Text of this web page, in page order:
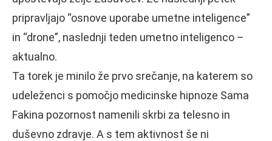
pripravljajo “osnove uporabe umetne inteligence”
in “drone”, naslednji teden umetno inteligenco –
aktualno.
Ta torek je minilo že prvo srečanje, na katerem so
udeleženci s pomočjo medicinske hipnoze Sama
Fakina pozornost namenili skrbi za telesno in
duševno zdravje. A s tem aktivnost še ni